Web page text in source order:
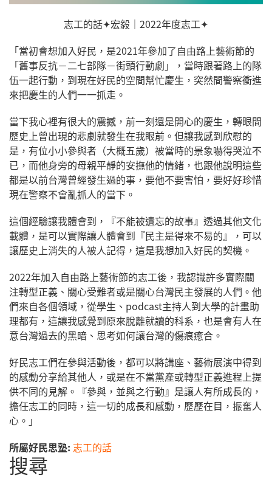
志工的話✦宏毅｜2022年度志工✦
「當初會想加入好民，是2021年參加了自由路上藝術節的
「舊事反抗－二七部隊－街頭行動劇」，當時跟著路上的隊
伍一起行動，到現在好民的空間幫忙慶生，突然間警察衝進
來把慶生的人們一一抓走。​
當下我心裡有很大的震撼，前一刻還是開心的慶生，轉眼間
歷史上曾出現的悲劇就發生在我眼前。但讓我感到欣慰的
是，有位小小參與者（大概五歲）被當時的景象嚇得哭泣不
已，而他身旁的母親平靜的安撫他的情緒，也跟他說明這些
都是以前台灣曾經發生過的事，要他不要害怕，要好好珍惜
現在警察不會亂抓人的當下。​
這個經驗讓我體會到，『不能被遺忘的故事』透過其他文化
載體，是可以實際讓人體會到『民主是得來不易的』，可以
讓歷史上消失的人被人記得，這是我想加入好民的契機。​
2022年加入自由路上藝術節的志工後，我認識許多實際關
注轉型正義、關心受難者或是關心台灣民主發展的人們。他
們來自各個領域，從學生、podcast主持人到大學的計畫助
理都有，這讓我感覺到原來脫離就讀的科系，也是會有人在
意台灣過去的黑暗、思考如何讓台灣的傷痕癒合。
好民志工們在參與活動後，都可以將講座、藝術展演中得到
的感動分享給其他人，或是在不當黨產或轉型正義進程上提
供不同的見解。『參與，並與之行動』是讓人有所成長的，
擔任志工的同時，這一切的成長和感動，歷歷在目，振奮人
心。」
所屬好民思塾: 志工的話
搜尋